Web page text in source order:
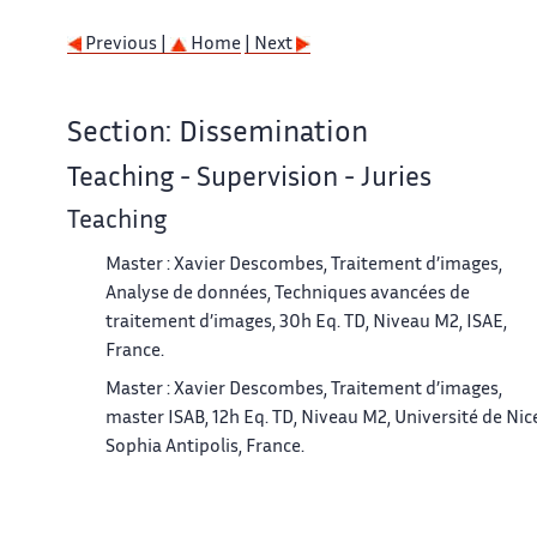
Previous | Home | Next
Section: Dissemination
Teaching - Supervision - Juries
Teaching
Master : Xavier Descombes, Traitement d’images,
Analyse de données, Techniques avancées de
traitement d’images, 30h Eq. TD, Niveau M2, ISAE,
France.
Master : Xavier Descombes, Traitement d’images,
master ISAB, 12h Eq. TD, Niveau M2, Université de
Sophia Antipolis, France.